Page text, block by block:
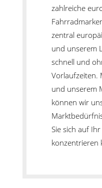
zahlreiche
zentral
und unserem
schnell und
Vorlaufzeiten.
und unserem
können wir
Sie sich auf
konzentrieren